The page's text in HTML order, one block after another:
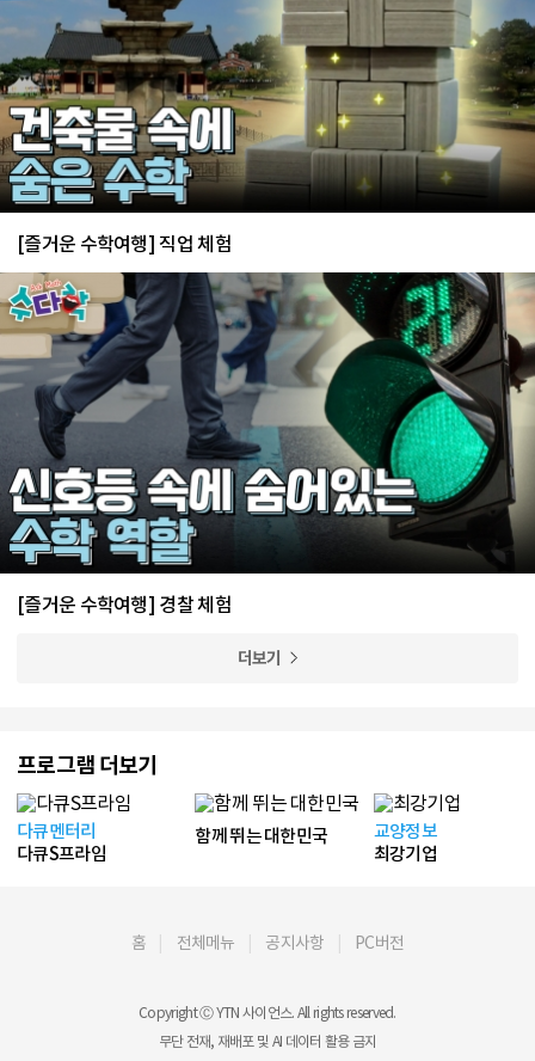
[즐거운 수학여행] 직업 체험
[즐거운 수학여행] 경찰 체험
더보기
프로그램 더보기
다큐멘터리
다큐S프라임
함께 뛰는 대한민국
교양정보
최강기업
홈 전체메뉴 공지사항 PC버전
Copyright Ⓒ YTN 사이언스. All rights reserved.
무단 전재, 재배포 및 AI 데이터 활용 금지